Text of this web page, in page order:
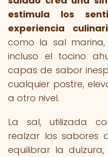
estimula los
experiencia
como la sal
incluso el tocino
capas de sabor
cualquier postre,
a otro nivel.
La sal, utilizada
realzar los sabores
equilibrar la